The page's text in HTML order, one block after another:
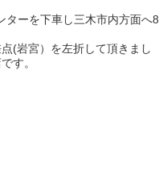
ターを下車し三木市内方面へ8
(岩宮）を左折して頂きまし
す。